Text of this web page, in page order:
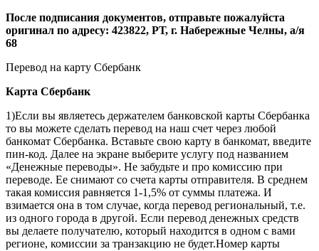
После подписания документов, отправьте пожалуйста
оригинал по адресу: 423822, РТ, г. Набережные Челны, а/я
68
Перевод на карту Сбербанк
Карта Сбербанк
1)Если вы являетесь держателем банковской карты Сбербанка
то вы можете сделать перевод на наш счет через любой
банкомат Сбербанка. Вставьте свою карту в банкомат, введите
пин-код. Далее на экране выберите услугу под названием
«Денежные переводы». Не забудьте и про комиссию при
переводе. Ее снимают со счета карты отправителя. В среднем
такая комиссия равняется 1-1,5% от суммы платежа. И
взимается она в том случае, когда перевод региональный, т.е.
из одного города в другой. Если перевод денежных средств
вы делаете получателю, который находится в одном с вами
регионе, комиссии за транзакцию не будет.Номер карты